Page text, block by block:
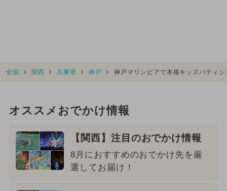
全国 関西 兵庫県 神戸 神戸マリンピアで本格キッズパティ
オススメおでかけ情報
【関西】注目のおでかけ情報
8月におすすめのおでかけ先を厳
選してお届け！